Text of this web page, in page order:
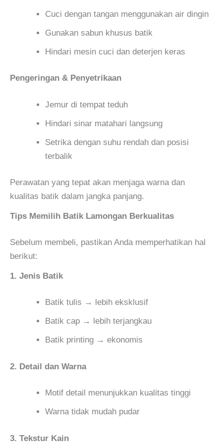
Cuci dengan tangan menggunakan air dingin
Gunakan sabun khusus batik
Hindari mesin cuci dan deterjen keras
Pengeringan & Penyetrikaan
Jemur di tempat teduh
Hindari sinar matahari langsung
Setrika dengan suhu rendah dan posisi
terbalik
Perawatan yang tepat akan menjaga warna dan
kualitas batik dalam jangka panjang.
Tips Memilih Batik Lamongan Berkualitas
Sebelum membeli, pastikan Anda memperhatikan hal
berikut:
1. Jenis Batik
Batik tulis → lebih eksklusif
Batik cap → lebih terjangkau
Batik printing → ekonomis
2. Detail dan Warna
Motif detail menunjukkan kualitas tinggi
Warna tidak mudah pudar
3. Tekstur Kain